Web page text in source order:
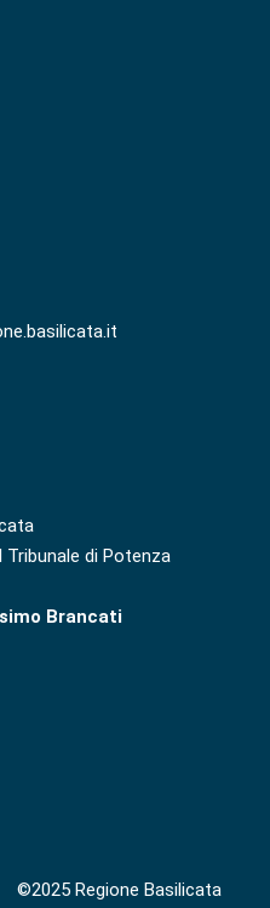
Tribunale di Potenza
Brancati
©2025 Regione Basilicata